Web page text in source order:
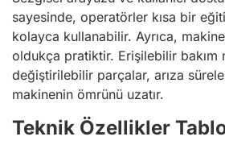
sayesinde, operatörler kısa bir
kolayca kullanabilir. Ayrıca,
oldukça pratiktir. Erişilebilir bakım
değiştirilebilir parçalar, arıza
makinenin ömrünü uzatır.
Teknik Özellikler